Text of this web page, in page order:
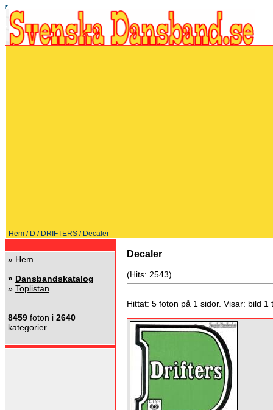
Hem / D / DRIFTERS / Decaler
» Hem
» Dansbandskatalog
» Toplistan
8459 foton i 2640
kategorier.
Decaler
(Hits: 2543)
Hittat: 5 foton på 1 sidor. Visar: bild 1